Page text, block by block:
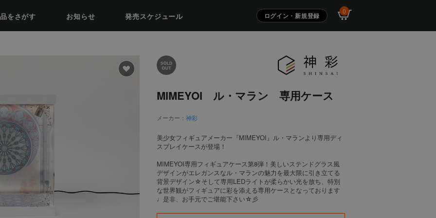
をさがす お知らせ 発売スケジュール ログイン・新規登録
0
MIMEYOI ル・マラン 専用ケース
メーカー：神彩
美少女フィギュアメーカー『MIMEYOI』ル・マランより専用ディ
スプレイケースが登場！
MIMEYOI専用フィギュアケース第8弾！美しいステンドグラス風
デザインがエレガンスなル・マランの魅力を最大限に引き立てる
背景デザイン☆そして専用LEDライトが柔らかい光を放ち、特別
な世界観がフィギュアに彩を添える専用ケースとなっております
♩是非、お手元でご堪能下さい☆彡